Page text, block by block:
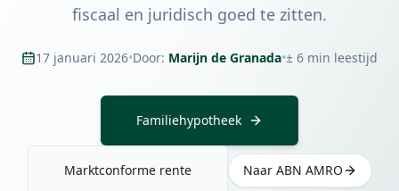
fiscaal en juridisch goed te zitten.
17 januari 2026•Door: Marijn de Granada•± 6 min leestijd
Familiehypotheek
Marktconforme rente Naar ABN AMRO